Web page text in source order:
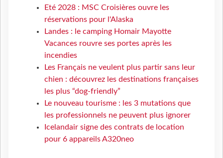
Eté 2028 : MSC Croisières ouvre les
réservations pour l'Alaska
Landes : le camping Homair Mayotte
Vacances rouvre ses portes après les
incendies
Les Français ne veulent plus partir sans leur
chien : découvrez les destinations françaises
les plus “dog-friendly”
Le nouveau tourisme : les 3 mutations que
les professionnels ne peuvent plus ignorer
Icelandair signe des contrats de location
pour 6 appareils A320neo